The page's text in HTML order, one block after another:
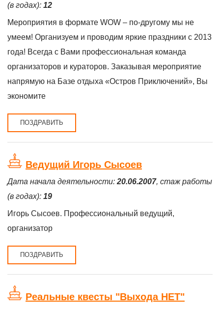
(в годах): 12
Мероприятия в формате WOW – по-другому мы не
умеем! Организуем и проводим яркие праздники с 2013
года! Всегда с Вами профессиональная команда
организаторов и кураторов. Заказывая мероприятие
напрямую на Базе отдыха «Остров Приключений», Вы
экономите
ПОЗДРАВИТЬ
Ведущий Игорь Сысоев
Дата начала деятельности: 20.06.2007, стаж работы
(в годах): 19
Игорь Сысоев. Профессиональный ведущий,
организатор
ПОЗДРАВИТЬ
Реальные квесты "Выхода НЕТ"